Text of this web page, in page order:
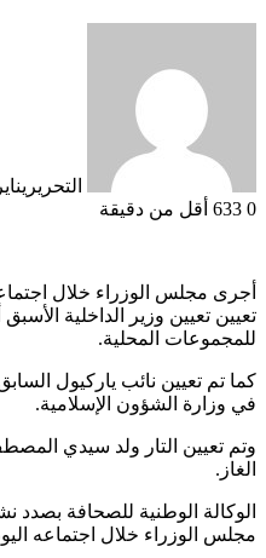
التحرير يناير 24, 2024
0
أقل من دقيقة
أجرى مجلس الوزراء خلال
تعيين تعيين وزير الداخلية الأسبق
للمجموعات المحلية.
كما تم تعيين نائب ياركيول
في وزارة الشؤون الإسلامية.
وتم تعيين التار ولد سيدي
الغاز.
الوكالة الوطنية للصحافة بصدد
مجلس الوزراء خلال اجتماعه